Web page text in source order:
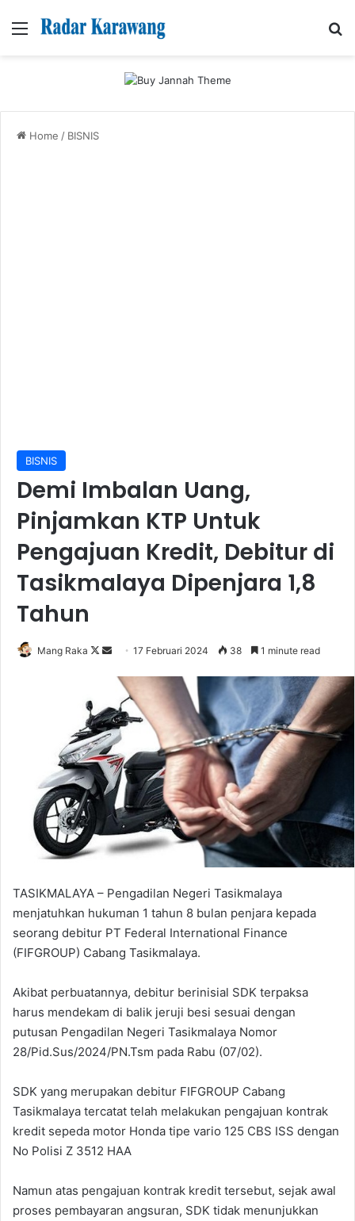
Menu
Home / BISNIS
BISNIS
Demi Imbalan Uang,
Pinjamkan KTP Untuk
Pengajuan Kredit, Debitur di
Tasikmalaya Dipenjara 1,8
Tahun
Mang Raka
Follow
Send
email
17 Februari 2024 38 1 minute read
TASIKMALAYA – Pengadilan Negeri Tasikmalaya
menjatuhkan hukuman 1 tahun 8 bulan penjara kepada
seorang debitur PT Federal International Finance
(FIFGROUP) Cabang Tasikmalaya.
Akibat perbuatannya, debitur berinisial SDK terpaksa
harus mendekam di balik jeruji besi sesuai dengan
putusan Pengadilan Negeri Tasikmalaya Nomor
28/Pid.Sus/2024/PN.Tsm pada Rabu (07/02).
SDK yang merupakan debitur FIFGROUP Cabang
Tasikmalaya tercatat telah melakukan pengajuan kontrak
kredit sepeda motor Honda tipe vario 125 CBS ISS dengan
No Polisi Z 3512 HAA
Namun atas pengajuan kontrak kredit tersebut, sejak awal
proses pembayaran angsuran, SDK tidak menunjukkan